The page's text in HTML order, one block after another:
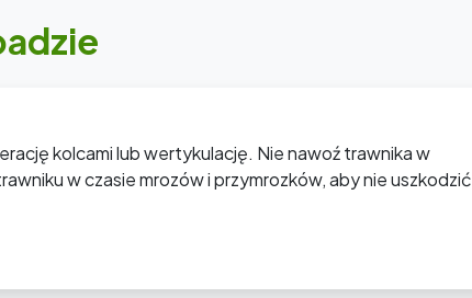
kolcami lub wertykulację. Nie nawoź trawnika w
w czasie mrozów i przymrozków, aby nie uszkodzić